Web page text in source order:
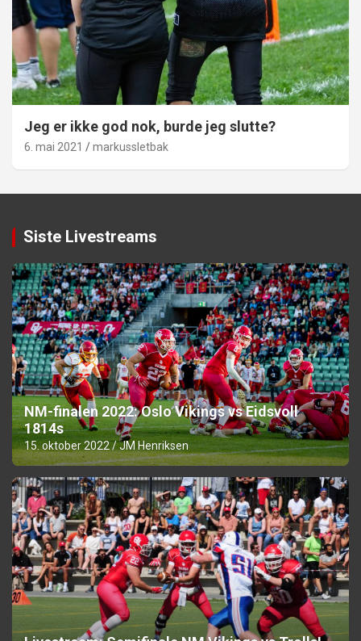
Jeg er ikke god nok, burde jeg slutte?
6. mai 2021 markussletbak
Siste Livestreams
NM-finalen 2022: Oslo Vikings vs Eidsvoll
1814s
15. oktober 2022 JM Henriksen